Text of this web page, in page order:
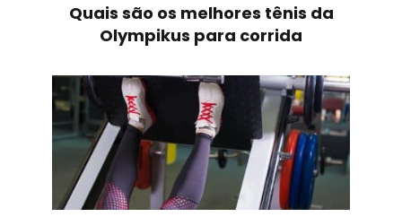
Quais são os melhores tênis da
Olympikus para corrida